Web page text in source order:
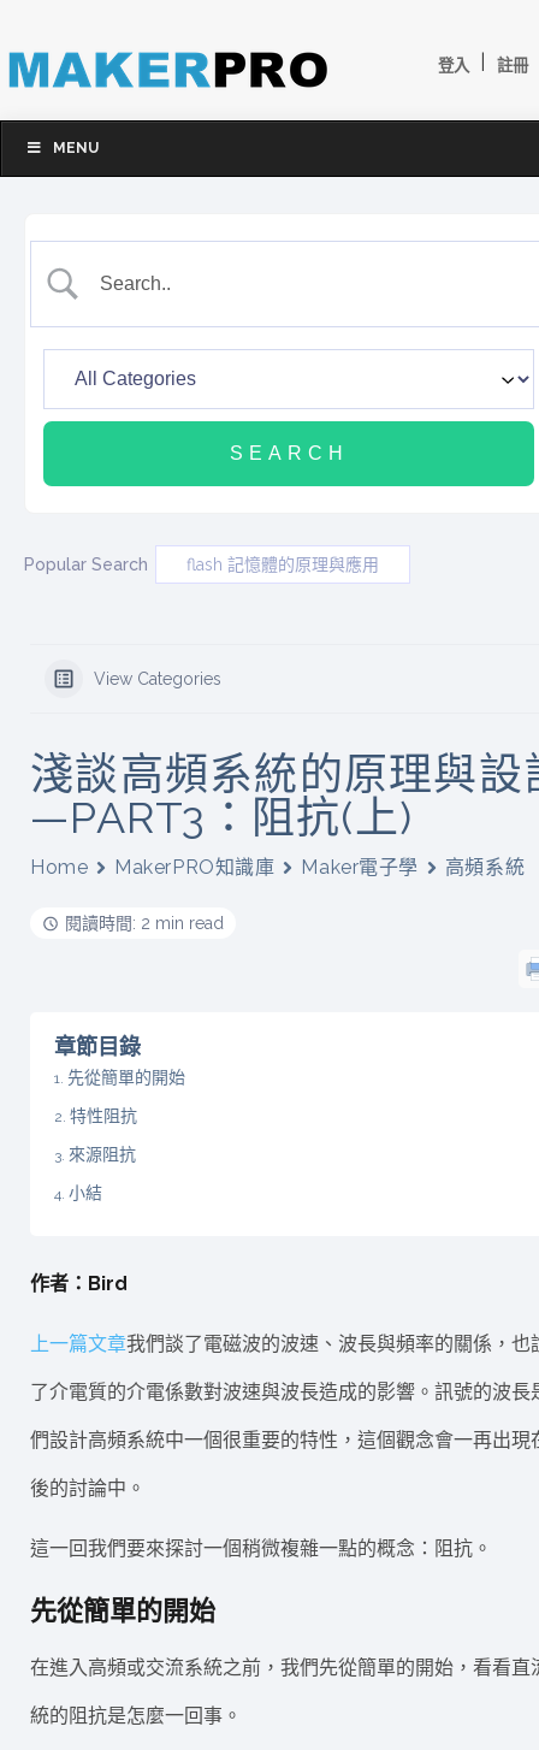
登入 註冊
MENU
Popular Search flash 記憶體的原理與應用
View Categories
淺談高頻系統的原理與設
—PART3：阻抗(上)
Home MakerPRO知識庫 Maker電子學 高頻系統
閱讀時間: 2 min read
章節目錄
先從簡單的開始
特性阻抗
來源阻抗
小結
作者：Bird
上一篇文章我們談了電磁波的波速、波長與頻率的關係，也
了介電質的介電係數對波速與波長造成的影響。訊號的波長
們設計高頻系統中一個很重要的特性，這個觀念會一再出現
後的討論中。
這一回我們要來探討一個稍微複雜一點的概念：阻抗。
先從簡單的開始
在進入高頻或交流系統之前，我們先從簡單的開始，看看直
統的阻抗是怎麼一回事。